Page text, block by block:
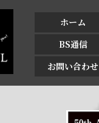
ホーム
BS通信
お問い合わせ